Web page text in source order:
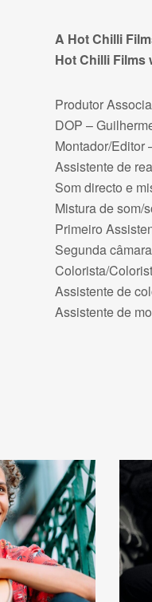
A Hot Chilli
Hot Chilli Films
Produtor
DOP –
Montador/Editor
Assistente de
Som directo e
Mistura de som/
Primeiro
Segunda
Colorista/
Assistente de
Assistente de